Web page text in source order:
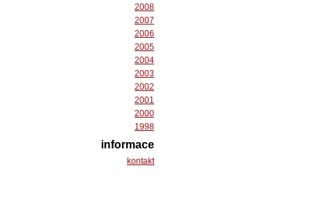
2008
2007
2006
2005
2004
2003
2002
2001
2000
1998
informace
kontakt